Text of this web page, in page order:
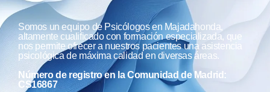
Somos un equipo de Psicólogos en Majadahonda,
altamente cualificado con formación especializada, que
nos permite ofrecer a nuestros pacientes una asistencia
psicológica de máxima calidad en diversas áreas.
Número de registro en la Comunidad de Madrid:
CS16867